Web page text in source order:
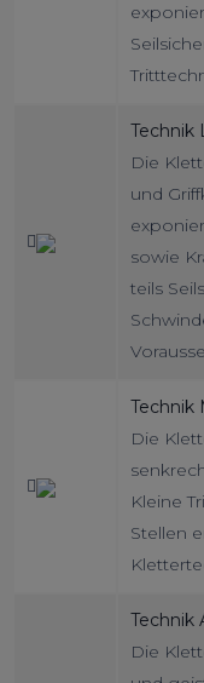
Technik
Die
und
sowie
teils
Technik
Die
Kleine
Stellen
Technik
Die